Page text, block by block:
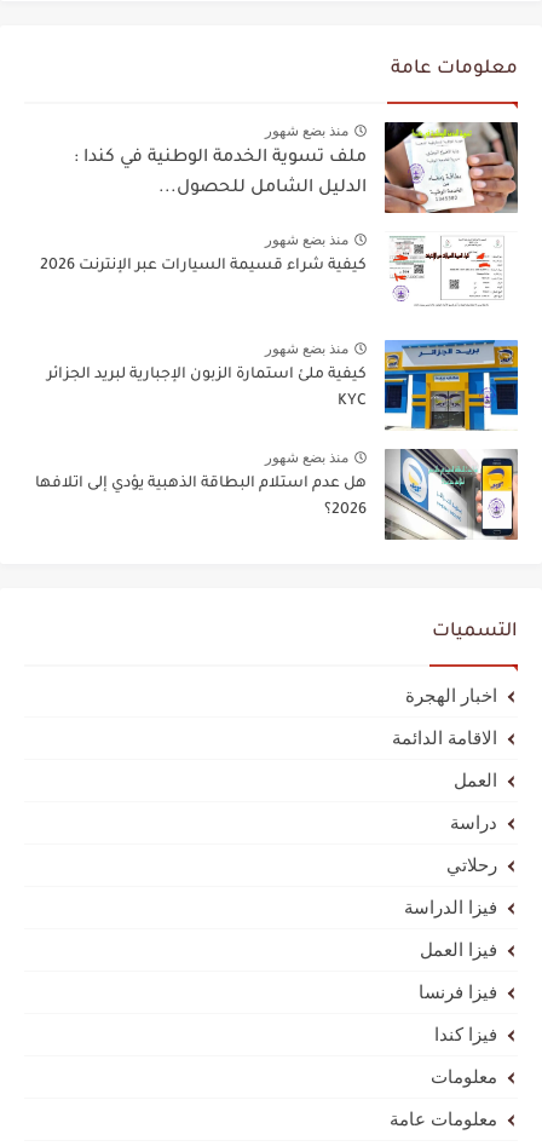
معلومات عامة
منذ بضع شهور
ملف تسوية الخدمة الوطنية في كندا :
الدليل الشامل للحصول...
منذ بضع شهور
كيفية شراء قسيمة السيارات عبر الإنترنت 2026
منذ بضع شهور
كيفية ملئ استمارة الزبون الإجبارية لبريد الجزائر
KYC
منذ بضع شهور
هل عدم استلام البطاقة الذهبية يؤدي إلى اتلافها
2026؟
التسميات
اخبار الهجرة
الاقامة الدائمة
العمل
دراسة
رحلاتي
فيزا الدراسة
فيزا العمل
فيزا فرنسا
فيزا كندا
معلومات
معلومات عامة